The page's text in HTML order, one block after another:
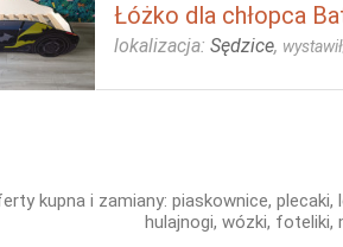
Łóżko dla chłopca
lokalizacja: Sędzice,
kupna i zamiany: piaskownice, plecaki,
hulajnogi, wózki, foteliki,